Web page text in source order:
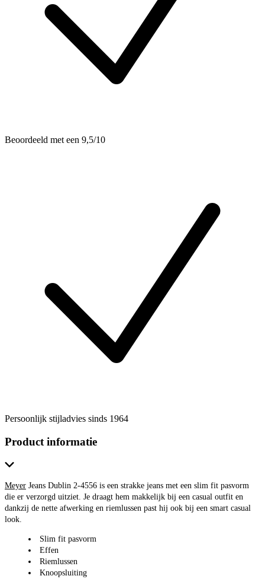
Beoordeeld met een 9,5/10
Persoonlijk stijladvies sinds 1964
Product informatie
Meyer Jeans Dublin 2-4556 is een strakke jeans met een slim fit pasvorm
die er verzorgd uitziet. Je draagt hem makkelijk bij een casual outfit en
dankzij de nette afwerking en riemlussen past hij ook bij een smart casual
look.
Slim fit pasvorm
Effen
Riemlussen
Knoopsluiting